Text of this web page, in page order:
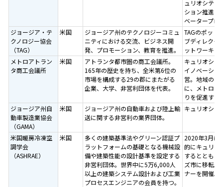
ュリオシテ
ション推進の
ベータープロ
ジョージア・テ
クノロジー協会
（TAG）
米国
ジョージア州のテクノロジーコミュ
ニティにおける交流、ビジネス開
発、プロモーション、教育を推進。
TAGのポッド
ブディレクタ
ットワーキン
メトロアトラン
タ商工会議所
米国
アトランタ都市圏の商工会議所。
165年の歴史を持ち、全米第6位の
市場を構成する29の郡にまたがる
企業、大学、非営利団体を代表。
キュリオシテ
イノベーショ
営。地域のク
に、メトロア
りを促進する
ジョージア州自
動車製造業協会
（GAMA）
米国
ジョージア州の自動車および陸上輸
送に関する非営利の業界団体。
キュリオシテ
米国暖房冷凍空
調学会
（ASHRAE）
米国
多くの建築基準法やグリーン認証プ
ラットフォームの基礎となる機械設
備や建築性能の設計基準を設定する
非営利団体。世界中に5万6,000人
以上の建築システム設計および工業
プロセスエンジニアの会員を持つ。
2020年3月に
的にキュリオ
するとともに
ズ市に移転。
ナーを開催。